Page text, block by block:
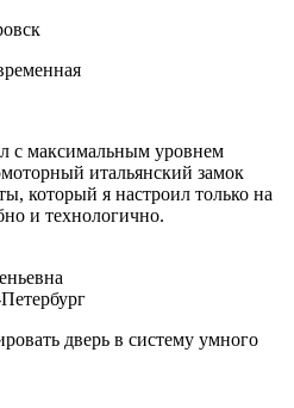
с максимальным уровнем
итальянский замок
который я настроил только на
и технологично.
дверь в систему умного